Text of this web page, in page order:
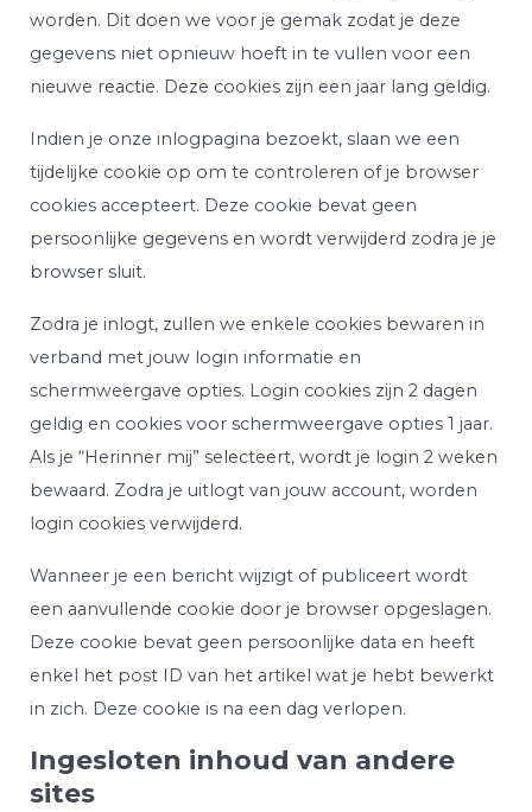
worden. Dit doen we voor je gemak zodat je deze
gegevens niet opnieuw hoeft in te vullen voor een
nieuwe reactie. Deze cookies zijn een jaar lang geldig.
Indien je onze inlogpagina bezoekt, slaan we een
tijdelijke cookie op om te controleren of je browser
cookies accepteert. Deze cookie bevat geen
persoonlijke gegevens en wordt verwijderd zodra je je
browser sluit.
Zodra je inlogt, zullen we enkele cookies bewaren in
verband met jouw login informatie en
schermweergave opties. Login cookies zijn 2 dagen
geldig en cookies voor schermweergave opties 1 jaar.
Als je “Herinner mij” selecteert, wordt je login 2 weken
bewaard. Zodra je uitlogt van jouw account, worden
login cookies verwijderd.
Wanneer je een bericht wijzigt of publiceert wordt
een aanvullende cookie door je browser opgeslagen.
Deze cookie bevat geen persoonlijke data en heeft
enkel het post ID van het artikel wat je hebt bewerkt
in zich. Deze cookie is na een dag verlopen.
Ingesloten inhoud van andere
sites